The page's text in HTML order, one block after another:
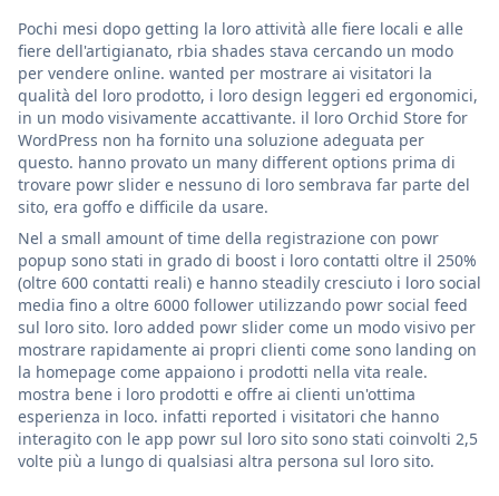
Pochi mesi dopo getting la loro attività alle fiere locali e alle
fiere dell'artigianato, rbia shades stava cercando un modo
per vendere online. wanted per mostrare ai visitatori la
qualità del loro prodotto, i loro design leggeri ed ergonomici,
in un modo visivamente accattivante. il loro Orchid Store for
WordPress non ha fornito una soluzione adeguata per
questo. hanno provato un many different options prima di
trovare powr slider e nessuno di loro sembrava far parte del
sito, era goffo e difficile da usare.
Nel a small amount of time della registrazione con powr
popup sono stati in grado di boost i loro contatti oltre il 250%
(oltre 600 contatti reali) e hanno steadily cresciuto i loro social
media fino a oltre 6000 follower utilizzando powr social feed
sul loro sito. loro added powr slider come un modo visivo per
mostrare rapidamente ai propri clienti come sono landing on
la homepage come appaiono i prodotti nella vita reale.
mostra bene i loro prodotti e offre ai clienti un'ottima
esperienza in loco. infatti reported i visitatori che hanno
interagito con le app powr sul loro sito sono stati coinvolti 2,5
volte più a lungo di qualsiasi altra persona sul loro sito.